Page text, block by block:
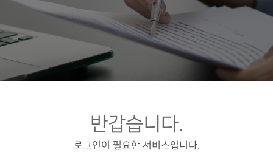
반갑습니다.
로그인이 필요한 서비스입니다.